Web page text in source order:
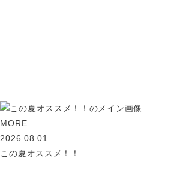
MORE
2026.08.01
この夏オススメ！！